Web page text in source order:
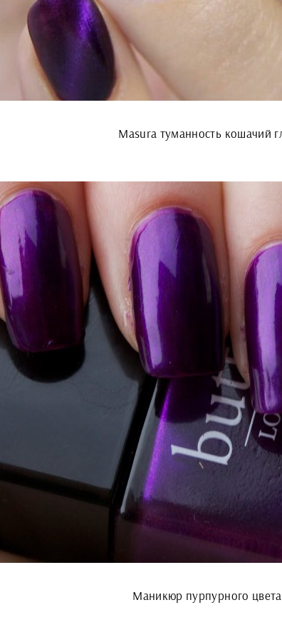
Masura туманность кошачий
Маникюр пурпурного цвета